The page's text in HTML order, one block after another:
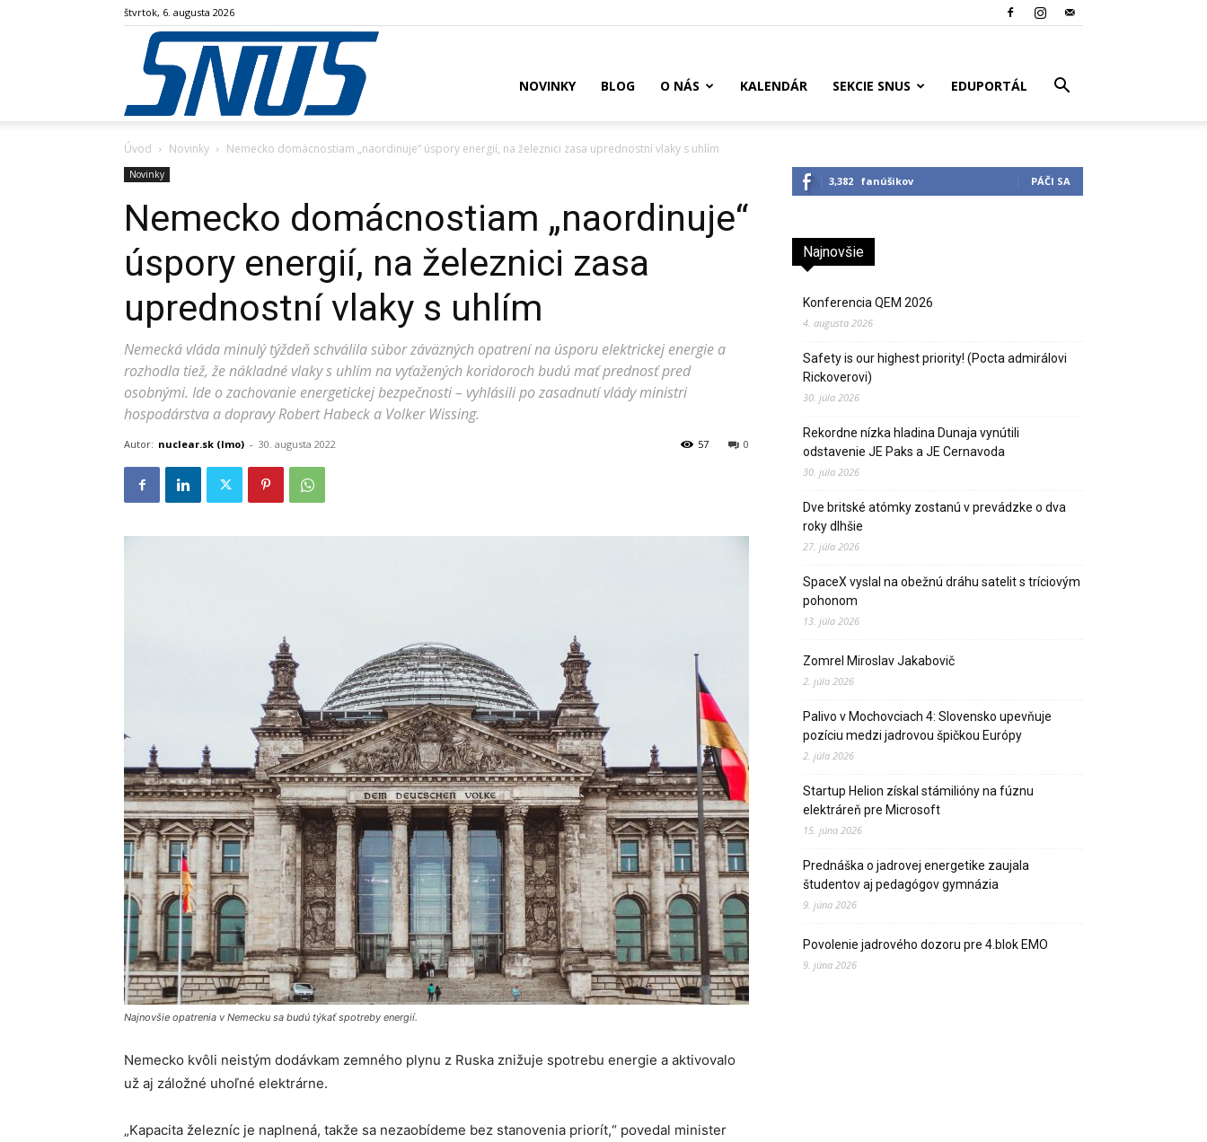
štvrtok, 6. augusta 2026
NOVINKY BLOG O NÁS KALENDÁR SEKCIE SNUS EDUPORTÁL
Úvod Novinky Nemecko domácnostiam „naordinuje“ úspory energií, na železnici zasa uprednostní vlaky s uhlím
Novinky
Nemecko domácnostiam „naordinuje“
úspory energií, na železnici zasa
uprednostní vlaky s uhlím
Nemecká vláda minulý týždeň schválila súbor záväzných opatrení na úsporu elektrickej energie a
rozhodla tiež, že nákladné vlaky s uhlím na vyťažených koridoroch budú mať prednosť pred
osobnými. Ide o zachovanie energetickej bezpečnosti – vyhlásili po zasadnutí vlády ministri
hospodárstva a dopravy Robert Habeck a Volker Wissing.
Autor: nuclear.sk (lmo) - 30. augusta 2022 0
57
Najnovšie opatrenia v Nemecku sa budú týkať spotreby energií.
Nemecko kvôli neistým dodávkam zemného plynu z Ruska znižuje spotrebu energie a aktivovalo
už aj záložné uhoľné elektrárne.
„Kapacita železníc je naplnená, takže sa nezaobídeme bez stanovenia priorít,“ povedal minister
3,382 fanúšikov PÁČI SA
Najnovšie
Konferencia QEM 2026
4. augusta 2026
Safety is our highest priority! (Pocta admirálovi
Rickoverovi)
30. júla 2026
Rekordne nízka hladina Dunaja vynútili
odstavenie JE Paks a JE Cernavoda
30. júla 2026
Dve britské atómky zostanú v prevádzke o dva
roky dlhšie
27. júla 2026
SpaceX vyslal na obežnú dráhu satelit s tríciovým
pohonom
13. júla 2026
Zomrel Miroslav Jakabovič
2. júla 2026
Palivo v Mochovciach 4: Slovensko upevňuje
pozíciu medzi jadrovou špičkou Európy
2. júla 2026
Startup Helion získal stámilióny na fúznu
elektráreň pre Microsoft
15. júna 2026
Prednáška o jadrovej energetike zaujala
študentov aj pedagógov gymnázia
9. júna 2026
Povolenie jadrového dozoru pre 4.blok EMO
9. júna 2026